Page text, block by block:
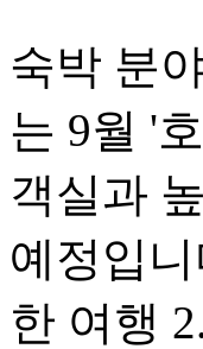
숙박 분
는 9월 '
객실과
예정입
한 여행